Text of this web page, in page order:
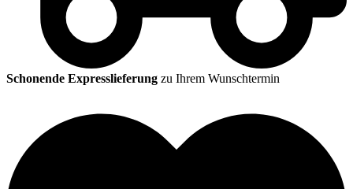
Schonende Expresslieferung zu Ihrem Wunschtermin